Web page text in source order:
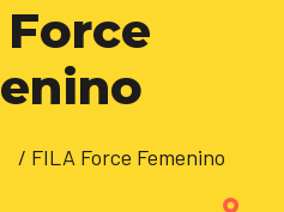
/ FILA Force Femenino